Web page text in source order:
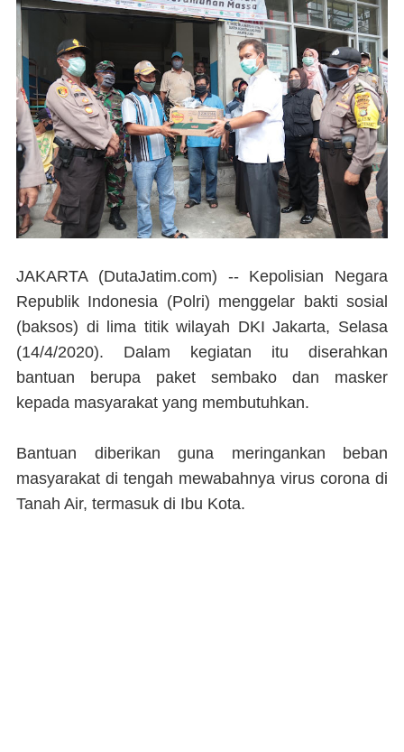
JAKARTA (DutaJatim.com) --Kepolisian Negara
Republik Indonesia (Polri) menggelar bakti sosial
(baksos) di lima titik wilayah DKI Jakarta, Selasa
(14/4/2020). Dalam kegiatan itu diserahkan
bantuan berupa paket sembako dan masker
kepada masyarakat yang membutuhkan.
Bantuan diberikan guna meringankan beban
masyarakat di tengah mewabahnya virus corona di
Tanah Air, termasuk di Ibu Kota.